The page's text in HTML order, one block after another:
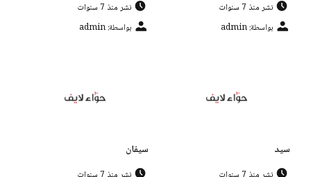
نشر منذ 7 سنوات
بواسطة: admin
نشر منذ 7 سنوات
بواسطة: admin
سيد سيفان